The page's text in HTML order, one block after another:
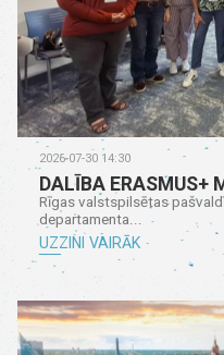
2026-07-30 14:30
DALĪBA ERASMUS+
Rīgas valstspilsētas
departamenta...
UZZINI VAIRĀK